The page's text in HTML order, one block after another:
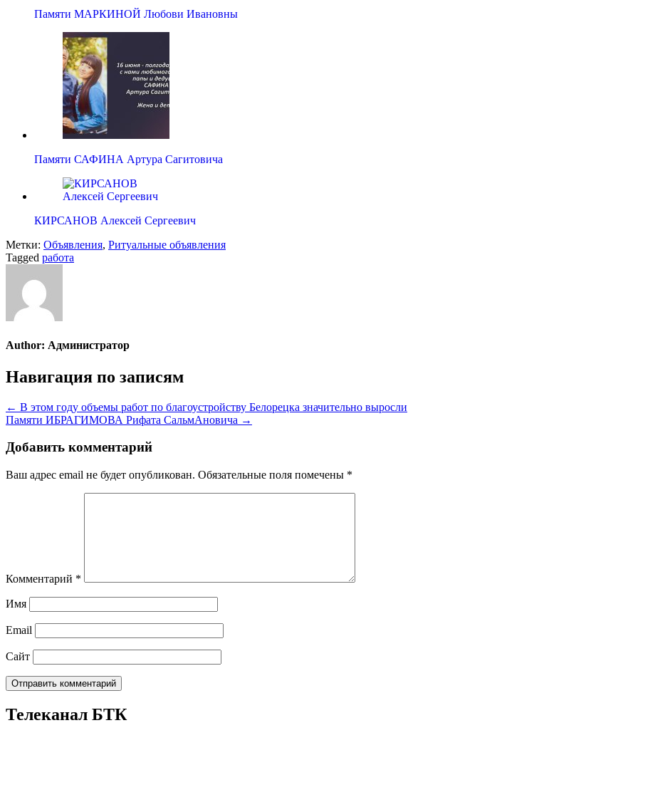
Памяти МАРКИНОЙ Любови Ивановны
Памяти САФИНА Артура Сагитовича
КИРСАНОВ Алексей Сергеевич
Метки: Объявления, Ритуальные объявления
Tagged работа
Author: Администратор
Навигация по записям
← В этом году объемы работ по благоустройству Белорецка значительно выросли
Памяти ИБРАГИМОВА Рифата СальмАновича →
Добавить комментарий
Ваш адрес email не будет опубликован. Обязательные поля помечены *
Комментарий *
Имя
Email
Сайт
Телеканал БТК